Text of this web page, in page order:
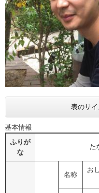
表のサ
基本情報
ふりが
な
た
名称
お